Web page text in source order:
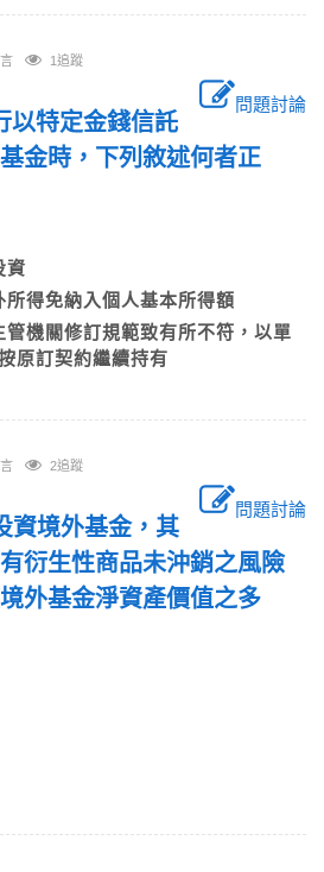
1追蹤
問題討論
以特定金錢信託
金時，下列敘述何者正
資
所得免納入個人基本所得額
機關修訂規範致有所不符，以單
原訂契約繼續持有
2追蹤
問題討論
資境外基金，其
衍生性商品未沖銷之風險
外基金淨資產價值之多